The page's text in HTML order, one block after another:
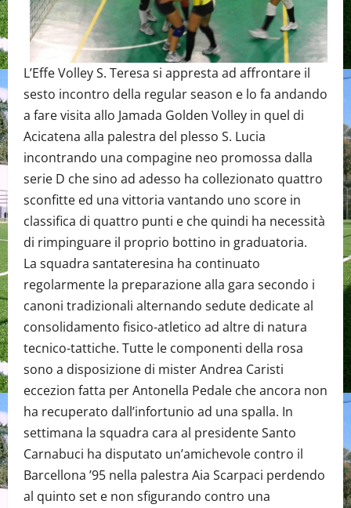
L’Effe Volley S. Teresa si appresta ad affrontare il
sesto incontro della regular season e lo fa andando
a fare visita allo Jamada Golden Volley in quel di
Acicatena alla palestra del plesso S. Lucia
incontrando una compagine neo promossa dalla
serie D che sino ad adesso ha collezionato quattro
sconfitte ed una vittoria vantando uno score in
classifica di quattro punti e che quindi ha necessità
di rimpinguare il proprio bottino in graduatoria.
La squadra santateresina ha continuato
regolarmente la preparazione alla gara secondo i
canoni tradizionali alternando sedute dedicate al
consolidamento fisico-atletico ad altre di natura
tecnico-tattiche. Tutte le componenti della rosa
sono a disposizione di mister Andrea Caristi
eccezion fatta per Antonella Pedale che ancora non
ha recuperato dall’infortunio ad una spalla. In
settimana la squadra cara al presidente Santo
Carnabuci ha disputato un’amichevole contro il
Barcellona ’95 nella palestra Aia Scarpaci perdendo
al quinto set e non sfigurando contro una